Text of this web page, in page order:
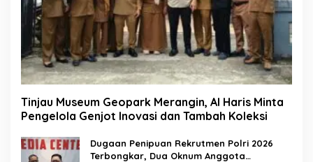
Tinjau Museum Geopark Merangin, Al Haris Minta
Pengelola Genjot Inovasi dan Tambah Koleksi
Dugaan Penipuan Rekrutmen Polri 2026
Terbongkar, Dua Oknum Anggota